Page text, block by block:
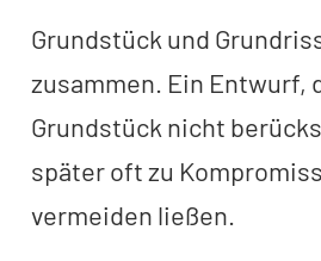
Grundstück und
zusammen. Ein Entwurf,
Grundstück nicht
später oft zu
vermeiden ließen.